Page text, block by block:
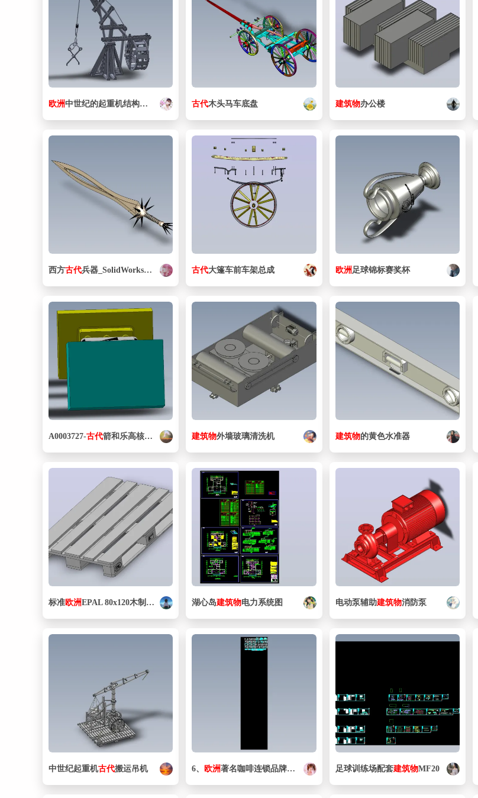
欧洲中世纪的起重机结构模型 古代木头马车底盘 建筑物办公楼
西方古代兵器_SolidWorks20140225050409199 古代大篷车前车架总成 欧洲 足球锦标赛奖杯
A0003727-古代箭和乐高核心空腔 建筑物外墙玻璃清洗机 建筑物的黄色水准器
标准欧洲EPAL 80x120木制托盘 湖心岛建筑物电力系统图 电动泵辅助建筑物消防泵
中世纪起重机古代搬运吊机 6、 欧洲著名咖啡连锁品牌店装修图 足球训练场配套建筑物MF20